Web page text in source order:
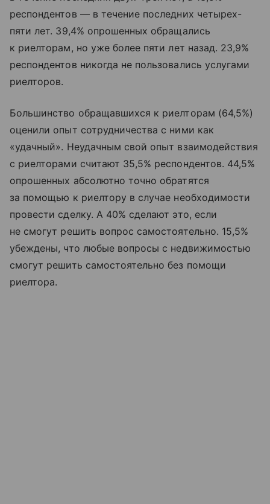
респондентов — в течение последних четырех-
пяти лет. 39,4% опрошенных обращались
к риелторам, но уже более пяти лет назад. 23,9%
респондентов никогда не пользовались услугами
риелторов.
Большинство обращавшихся к риелторам (64,5%)
оценили опыт сотрудничества с ними как
«удачный». Неудачным свой опыт взаимодействия
с риелторами считают 35,5% респондентов. 44,5%
опрошенных абсолютно точно обратятся
за помощью к риелтору в случае необходимости
провести сделку. А 40% сделают это, если
не смогут решить вопрос самостоятельно. 15,5%
убеждены, что любые вопросы с недвижимостью
смогут решить самостоятельно без помощи
риелтора.